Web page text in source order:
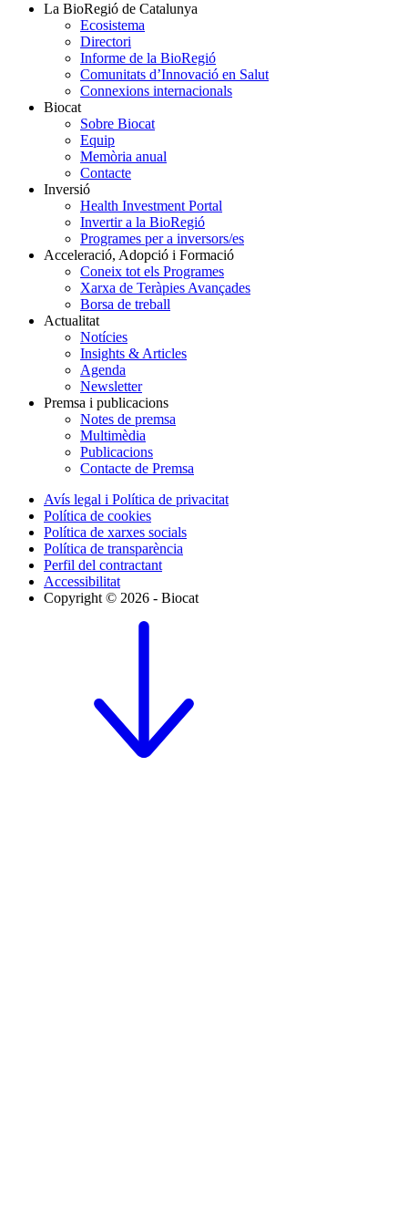
La BioRegió de Catalunya
Ecosistema
Directori
Informe de la BioRegió
Comunitats d’Innovació en Salut
Connexions internacionals
Biocat
Sobre Biocat
Equip
Memòria anual
Contacte
Inversió
Health Investment Portal
Invertir a la BioRegió
Programes per a inversors/es
Acceleració, Adopció i Formació
Coneix tot els Programes
Xarxa de Teràpies Avançades
Borsa de treball
Actualitat
Notícies
Insights & Articles
Agenda
Newsletter
Premsa i publicacions
Notes de premsa
Multimèdia
Publicacions
Contacte de Premsa
Avís legal i Política de privacitat
Política de cookies
Política de xarxes socials
Política de transparència
Perfil del contractant
Accessibilitat
Copyright © 2026 - Biocat